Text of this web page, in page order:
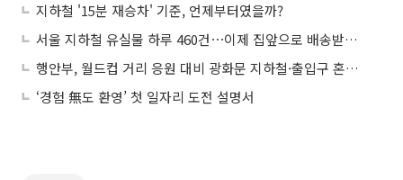
지하철 '15분 재승차' 기준, 언제부터였을까?
서울 지하철 유실물 하루 460건⋯이제 집앞으로 배송받는다
행안부, 월드컵 거리 응원 대비 광화문 지하철·출입구 혼잡 집중 관리
‘경험 無도 환영’ 첫 일자리 도전 설명서